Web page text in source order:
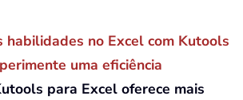
habilidades no Excel com Kutools
uma eficiência
para Excel oferece mais